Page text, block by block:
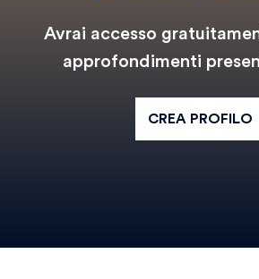
Avrai accesso
approfondimenti
CREA PROFILO